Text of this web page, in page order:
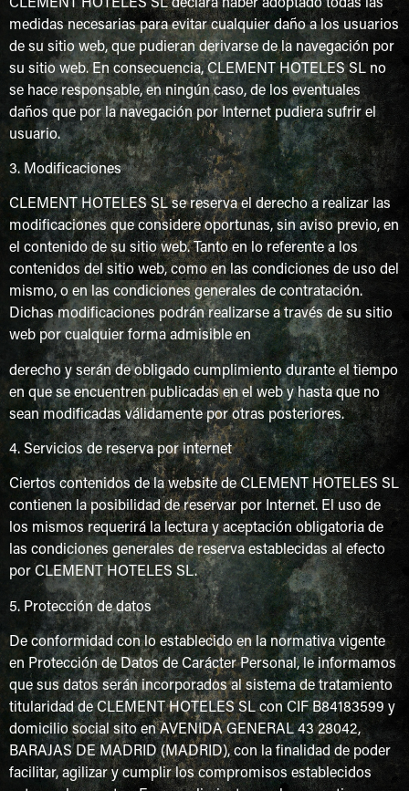
CLEMENT HOTELES SL declara haber adoptado todas las
medidas necesarias para evitar cualquier daño a los usuarios
de su sitio web, que pudieran derivarse de la navegación por
su sitio web. En consecuencia, CLEMENT HOTELES SL no
se hace responsable, en ningún caso, de los eventuales
daños que por la navegación por Internet pudiera sufrir el
usuario.
3. Modificaciones
CLEMENT HOTELES SL se reserva el derecho a realizar las
modificaciones que considere oportunas, sin aviso previo, en
el contenido de su sitio web. Tanto en lo referente a los
contenidos del sitio web, como en las condiciones de uso del
mismo, o en las condiciones generales de contratación.
Dichas modificaciones podrán realizarse a través de su sitio
web por cualquier forma admisible en
derecho y serán de obligado cumplimiento durante el tiempo
en que se encuentren publicadas en el web y hasta que no
sean modificadas válidamente por otras posteriores.
4. Servicios de reserva por internet
Ciertos contenidos de la website de CLEMENT HOTELES SL
contienen la posibilidad de reservar por Internet. El uso de
los mismos requerirá la lectura y aceptación obligatoria de
las condiciones generales de reserva establecidas al efecto
por CLEMENT HOTELES SL.
5. Protección de datos
De conformidad con lo establecido en la normativa vigente
en Protección de Datos de Carácter Personal, le informamos
que sus datos serán incorporados al sistema de tratamiento
titularidad de CLEMENT HOTELES SL con CIF B84183599 y
domicilio social sito en AVENIDA GENERAL 43 28042,
BARAJAS DE MADRID (MADRID), con la finalidad de poder
facilitar, agilizar y cumplir los compromisos establecidos